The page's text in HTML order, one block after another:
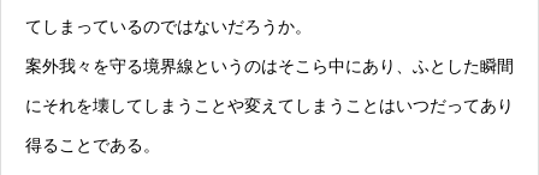
てしまっているのではないだろうか。
案外我々を守る境界線というのはそこら中にあり、ふとした瞬間
にそれを壊してしまうことや変えてしまうことはいつだってあり
得ることである。